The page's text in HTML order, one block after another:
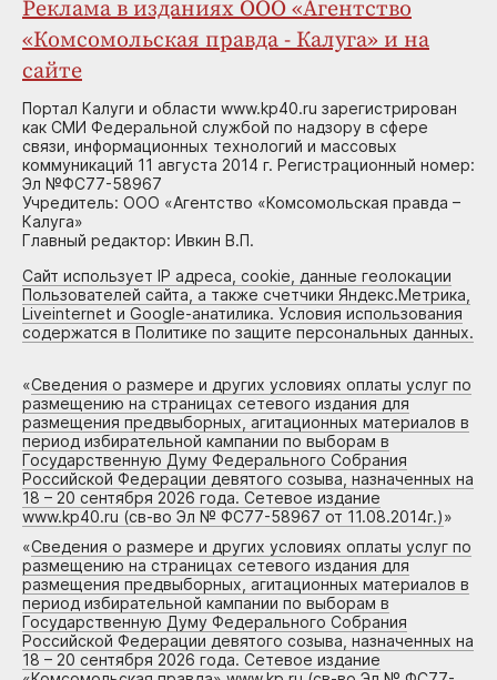
Реклама в изданиях ООО «Агентство
«Комсомольская правда - Калуга» и на
сайте
Портал Калуги и области www.kp40.ru зарегистрирован
как СМИ Федеральной службой по надзору в сфере
связи, информационных технологий и массовых
коммуникаций 11 августа 2014 г. Регистрационный номер:
Эл №ФС77-58967
Учредитель: ООО «Агентство «Комсомольская правда –
Калуга»
Главный редактор: Ивкин В.П.
Сайт использует IP адреса, cookie, данные геолокации
Пользователей сайта, а также счетчики Яндекс.Метрика,
Liveinternet и Google-анатилика. Условия использования
содержатся в Политике по защите персональных данных.
«Сведения о размере и других условиях оплаты услуг по
размещению на страницах сетевого издания для
размещения предвыборных, агитационных материалов в
период избирательной кампании по выборам в
Государственную Думу Федерального Собрания
Российской Федерации девятого созыва, назначенных на
18 – 20 сентября 2026 года. Сетевое издание
www.kp40.ru (св-во Эл № ФС77-58967 от 11.08.2014г.)»
«Сведения о размере и других условиях оплаты услуг по
размещению на страницах сетевого издания для
размещения предвыборных, агитационных материалов в
период избирательной кампании по выборам в
Государственную Думу Федерального Собрания
Российской Федерации девятого созыва, назначенных на
18 – 20 сентября 2026 года. Сетевое издание